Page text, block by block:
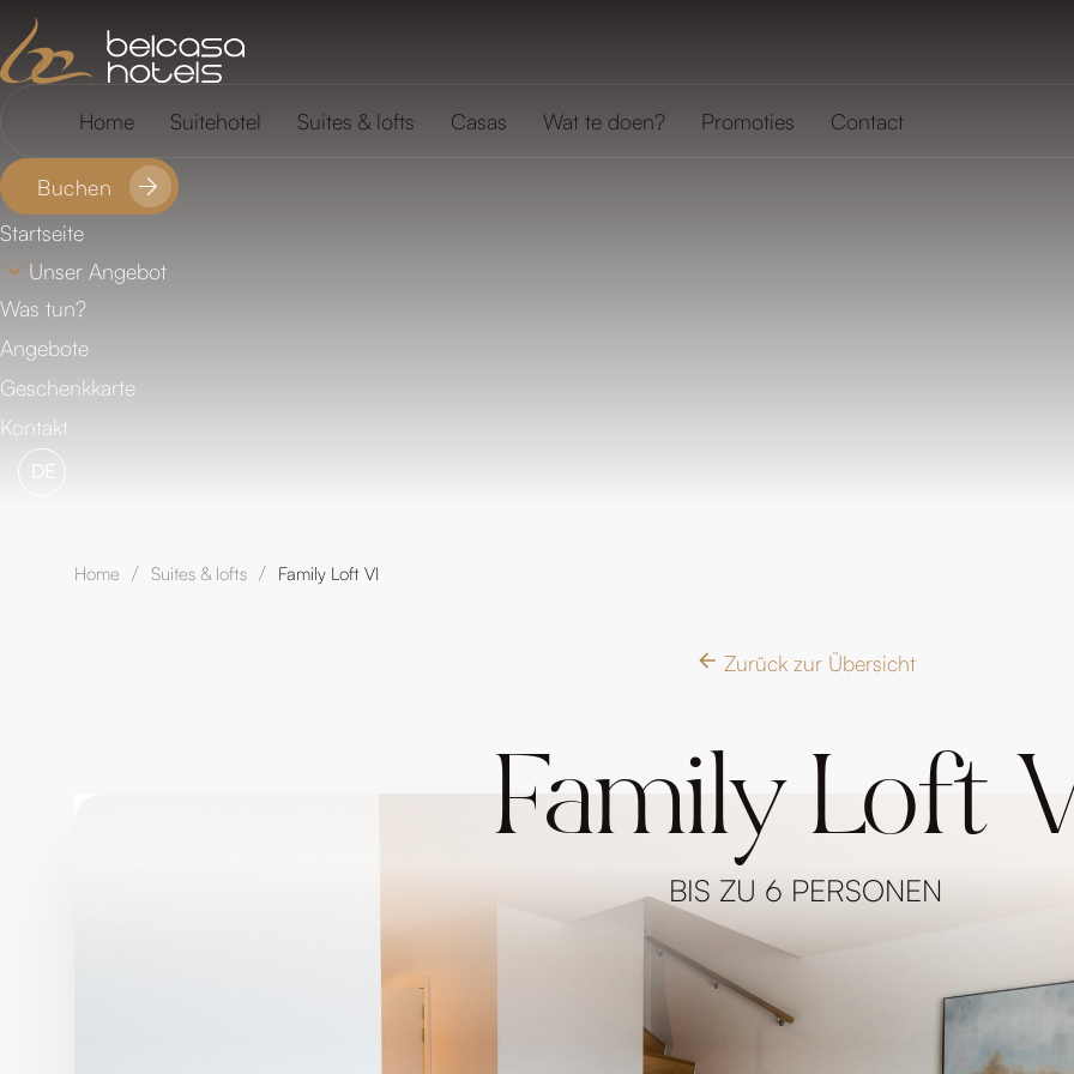
Home Suitehotel Suites & lofts Casas Wat te doen? Promoties Contact
Buchen
Startseite
Unser Angebot
Was tun?
Angebote
Geschenkkarte
Kontakt
DE
Home / Suites & lofts / Family Loft VI
Zurück zur Übersicht
Family Loft
BIS ZU 6 PERSONEN